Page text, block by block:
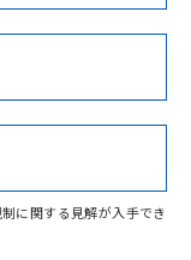
Cr(VI)
No
適合状況ページへ
らご検索ください
に関する見解が入手でき